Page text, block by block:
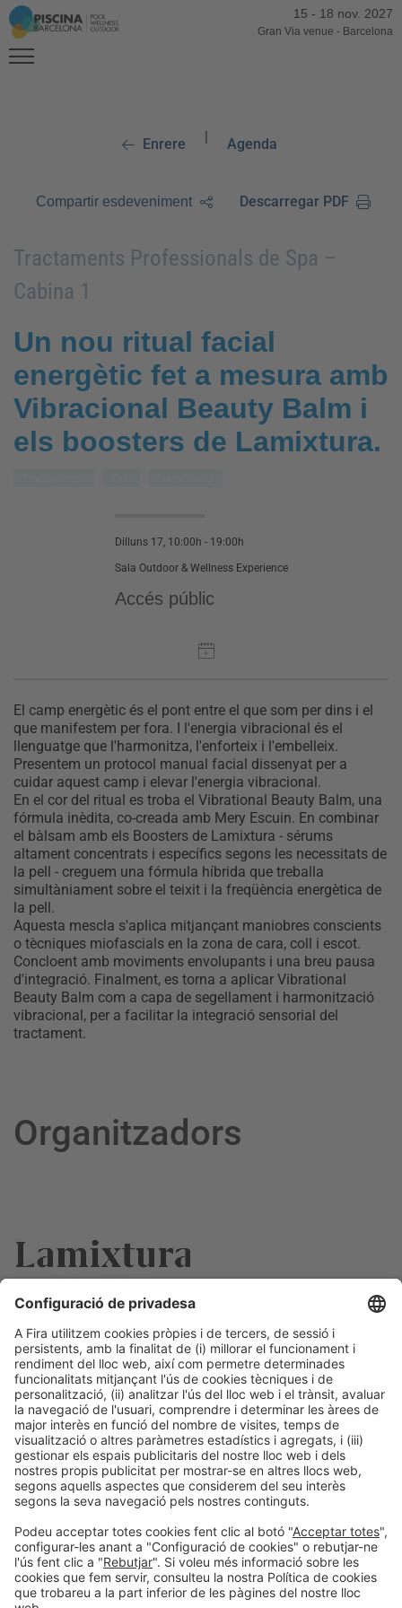
15 - 18 nov. 2027
Gran Via venue - Barcelona
Enrere | Agenda
Compartir esdeveniment Descarregar PDF
Tractaments Professionals de Spa –
Cabina 1
Un nou ritual facial
energètic fet a mesura amb
Vibracional Beauty Balm i
els boosters de Lamixtura.
Dilluns 17, 10:00h - 19:00h
Sala Outdoor & Wellness Experience
Accés públic
El camp energètic és el pont entre el que som per dins i el
que manifestem per fora. I l'energia vibracional és el
llenguatge que l'harmonitza, l'enforteix i l'embelleix.
Presentem un protocol manual facial dissenyat per a
cuidar aquest camp i elevar l'energia vibracional.
En el cor del ritual es troba el Vibrational Beauty Balm, una
fórmula inèdita, co-creada amb Mery Escuin. En combinar
el bàlsam amb els Boosters de Lamixtura - sérums
altament concentrats i específics segons les necessitats de
la pell - creguem una fórmula híbrida que treballa
simultàniament sobre el teixit i la freqüència energètica de
la pell.
Aquesta mescla s'aplica mitjançant maniobres conscients
o tècniques miofascials en la zona de cara, coll i escot.
Concloent amb moviments envolupants i una breu pausa
d'integració. Finalment, es torna a aplicar Vibrational
Beauty Balm com a capa de segellament i harmonització
vibracional, per a facilitar la integració sensorial del
tractament.
Organitzadors
Informació generalAvís legalPolítica de privacitat
Política de cookies
#PISCINABARCELONA